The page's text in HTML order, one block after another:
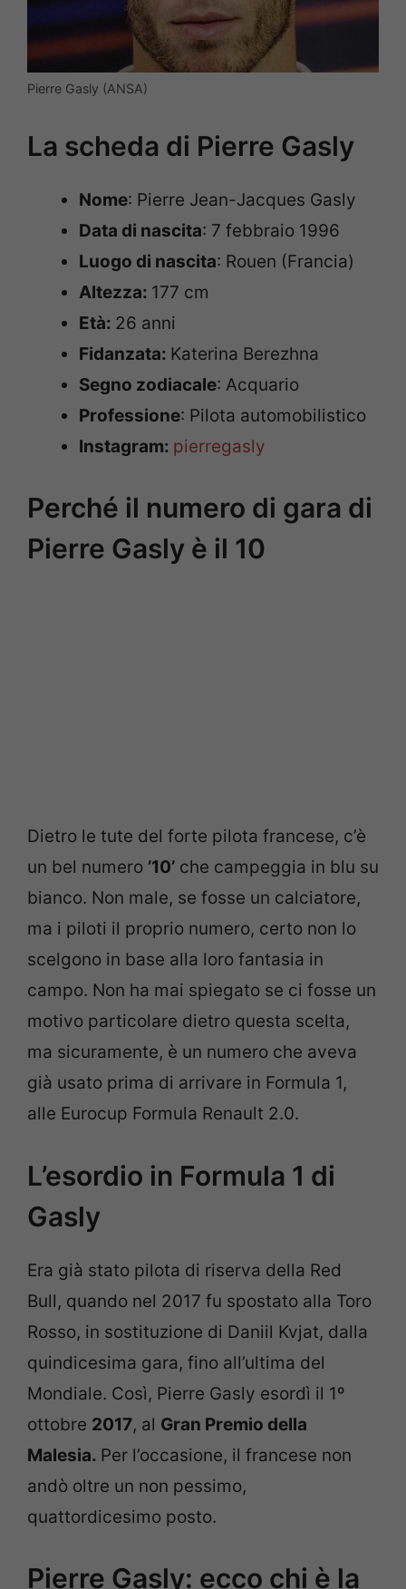
Pierre Gasly (ANSA)
La scheda di Pierre Gasly
Nome: Pierre Jean-Jacques Gasly
Data di nascita: 7 febbraio 1996
Luogo di nascita: Rouen (Francia)
Altezza: 177 cm
Età: 26 anni
Fidanzata: Katerina Berezhna
Segno zodiacale: Acquario
Professione: Pilota automobilistico
Instagram: pierregasly
Perché il numero di gara di
Pierre Gasly è il 10
Dietro le tute del forte pilota francese, c’è
un bel numero ’10’ che campeggia in blu su
bianco. Non male, se fosse un calciatore,
ma i piloti il proprio numero, certo non lo
scelgono in base alla loro fantasia in
campo. Non ha mai spiegato se ci fosse un
motivo particolare dietro questa scelta,
ma sicuramente, è un numero che aveva
già usato prima di arrivare in Formula 1,
alle Eurocup Formula Renault 2.0.
L’esordio in Formula 1 di
Gasly
Era già stato pilota di riserva della Red
Bull, quando nel 2017 fu spostato alla Toro
Rosso, in sostituzione di Daniil Kvjat, dalla
quindicesima gara, fino all’ultima del
Mondiale. Così, Pierre Gasly esordì il 1º
ottobre 2017, al Gran Premio della
Malesia. Per l’occasione, il francese non
andò oltre un non pessimo,
quattordicesimo posto.
Pierre Gasly: ecco chi è la